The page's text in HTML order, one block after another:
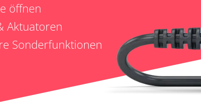
öffnen
Aktuatoren
Sonderfunktionen